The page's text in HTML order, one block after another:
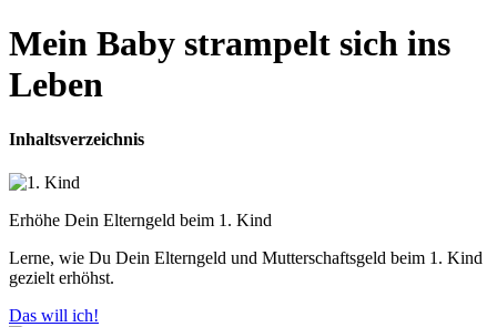
Mein Baby strampelt sich ins
Leben
Inhaltsverzeichnis
Erhöhe Dein Elterngeld beim 1. Kind
Lerne, wie Du Dein Elterngeld und Mutterschaftsgeld beim 1. Kind
gezielt erhöhst.
Das will ich!